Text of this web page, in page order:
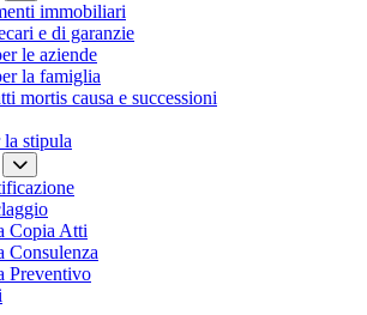
immobiliari
e di garanzie
le aziende
la famiglia
mortis causa e successioni
stipula
Copia Atti
Consulenza
Preventivo